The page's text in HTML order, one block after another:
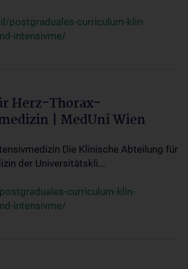
postgraduales-curriculum-klin-
intensivme/
Herz-Thorax-
| MedUni Wien
Die Klinische Abteilung für
der Universitätskli...
curriculum-klin-
intensivme/